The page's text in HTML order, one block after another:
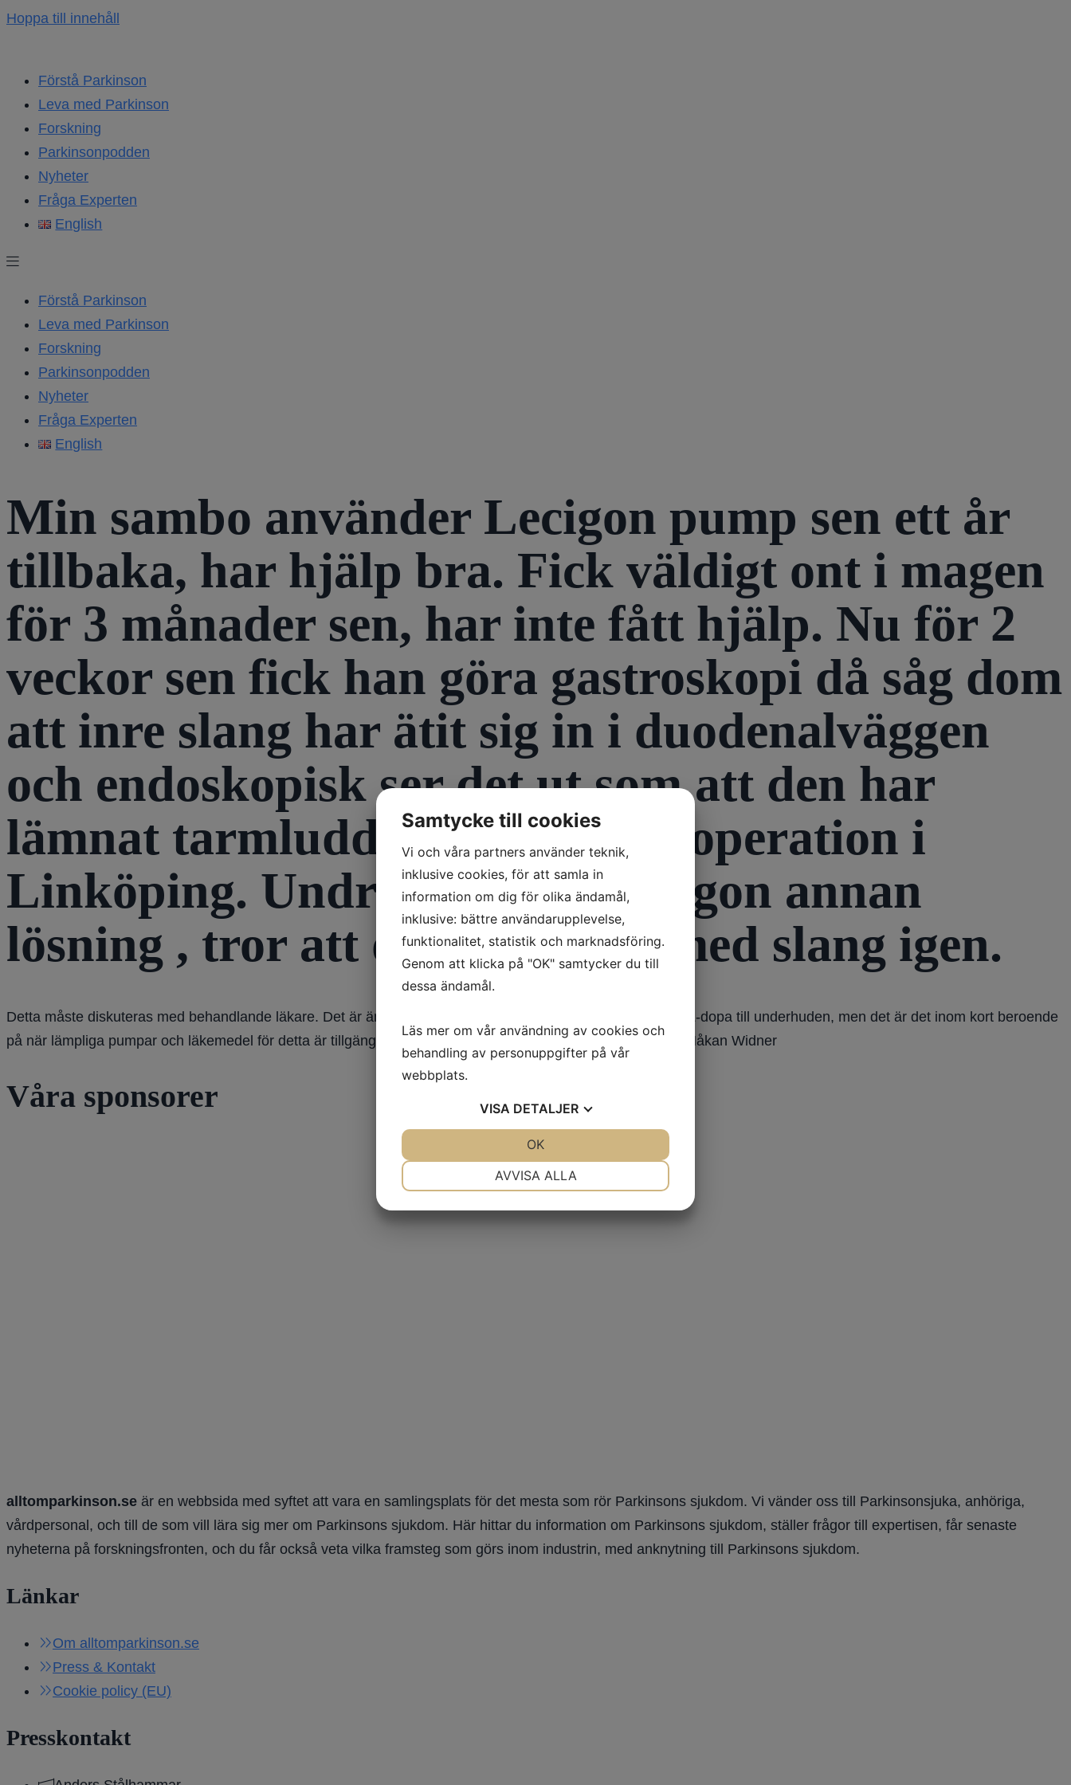
Hoppa till innehåll
Förstå Parkinson
Leva med Parkinson
Forskning
Parkinsonpodden
Nyheter
Fråga Experten
English
Förstå Parkinson
Leva med Parkinson
Forskning
Parkinsonpodden
Nyheter
Fråga Experten
English
Min sambo använder Lecigon pump sen ett år
tillbaka, har hjälp bra. Fick väldigt ont i magen
för 3 månader sen, har inte fått hjälp. Nu för 2
veckor sen fick han göra gastroskopi då såg dom
att inre slang har ätit sig in i duodenalväggen
och endoskopisk ser det ut som att den har
lämnat tarmludden. Väntar på operation i
Linköping. Undrar finns det någon annan
lösning , tror att det blir svårt med slang igen.
Detta måste diskuteras med behandlande läkare. Det är ännu inte tillgängligt med tillförsel genom pump av L-dopa till underhuden, men det är det inom kort beroende
på när lämpliga pumpar och läkemedel för detta är tillgängligt. Om detta är lämpligt, måste teamet avgöra. /Håkan Widner
Våra sponsorer
alltomparkinson.se är en webbsida med syftet att vara en samlingsplats för det mesta som rör Parkinsons sjukdom. Vi vänder oss till Parkinsonsjuka, anhöriga,
vårdpersonal, och till de som vill lära sig mer om Parkinsons sjukdom. Här hittar du information om Parkinsons sjukdom, ställer frågor till expertisen, får senaste
nyheterna på forskningsfronten, och du får också veta vilka framsteg som görs inom industrin, med anknytning till Parkinsons sjukdom.
Länkar
Om alltomparkinson.se
Press & Kontakt
Cookie policy (EU)
Presskontakt
Samtycke till cookies
Vi och våra partners använder teknik,
inklusive cookies, för att samla in
information om dig för olika ändamål,
inklusive: bättre användarupplevelse,
funktionalitet, statistik och marknadsföring.
Genom att klicka på "OK" samtycker du till
dessa ändamål.
Läs mer om vår användning av cookies och
behandling av personuppgifter på vår
webbplats.
VISA DETALJER
AVVISA ALLA
OK